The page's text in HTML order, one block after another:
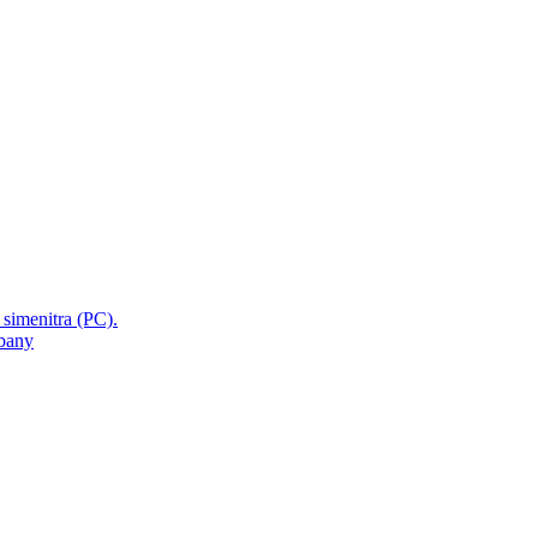
(PC).